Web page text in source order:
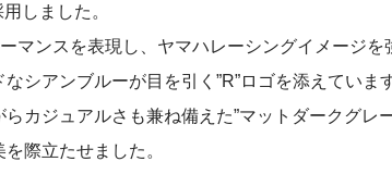
しました。
マンスを表現し、ヤマハレーシングイメージ
シアンブルーが目を引く”R”ロゴを添えていま
カジュアルさも兼ね備えた”マットダークグレ
際立たせました。